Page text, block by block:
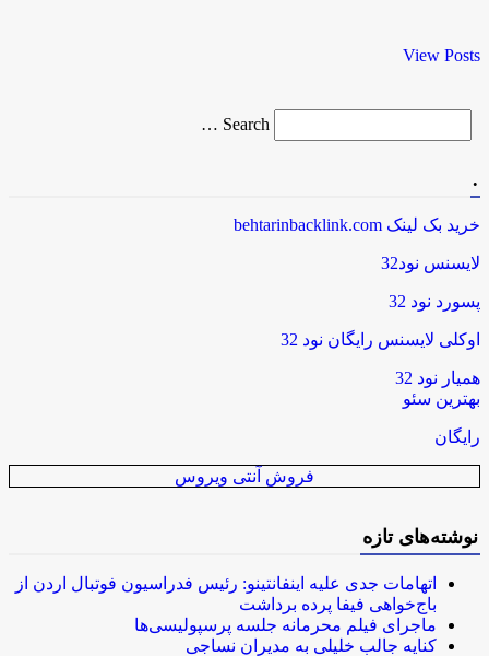
View Posts
for
Search …
خرید بک لینک behtarinbacklink.com
لایسنس نود32
پسورد نود 32
اوکلی لایسنس رایگان نود 32
همیار نود 32
بهترین سئو
رایگان
فروش آنتی ویروس
نوشته‌های تازه
اتهامات جدی علیه اینفانتینو: رئیس فدراسیون فوتبال اردن از
باج‌خواهی فیفا پرده برداشت
ماجرای فیلم محرمانه جلسه پرسپولیسی‌ها
کنایه جالب خلیلی به مدیران نساجی